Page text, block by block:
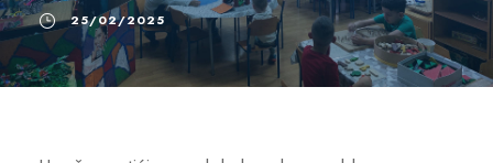
25/02/2025